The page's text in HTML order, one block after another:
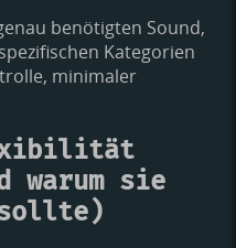
benötigten Sound,
Kategorien
minimaler
sie